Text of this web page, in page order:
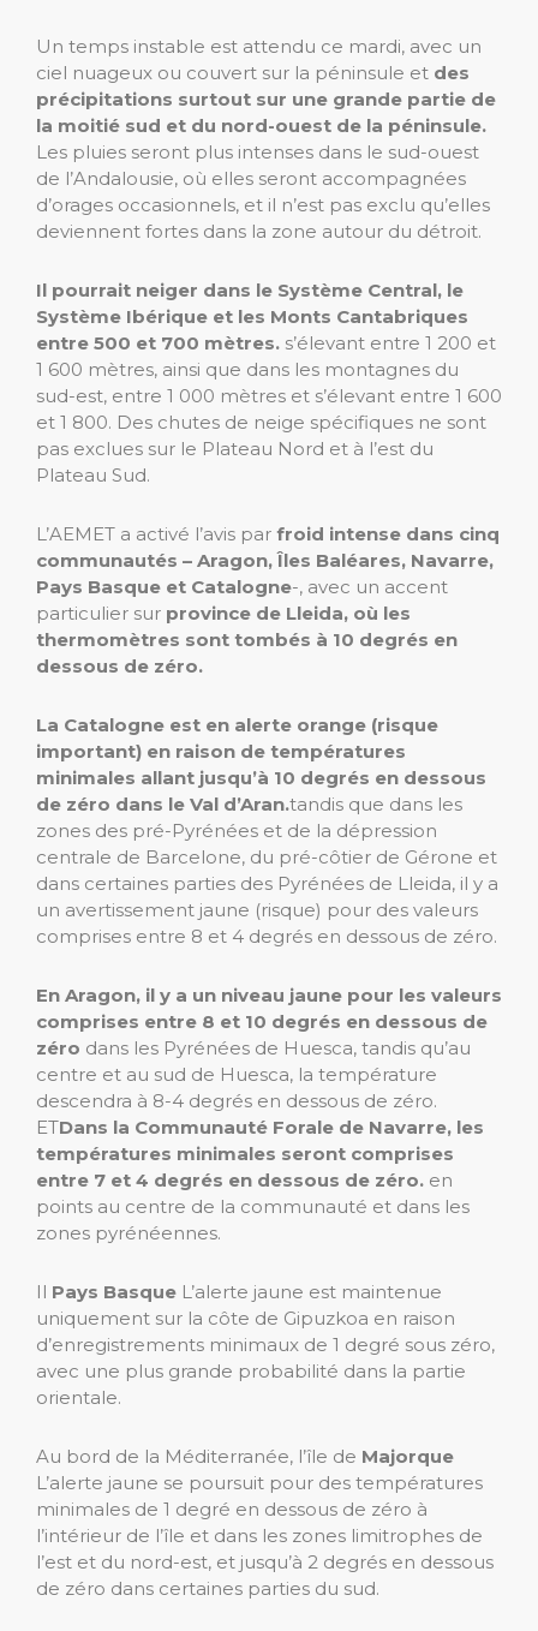
Un temps instable est attendu ce mardi, avec un
ciel nuageux ou couvert sur la péninsule et des
précipitations surtout sur une grande partie de
la moitié sud et du nord-ouest de la péninsule.
Les pluies seront plus intenses dans le sud-ouest
de l’Andalousie, où elles seront accompagnées
d’orages occasionnels, et il n’est pas exclu qu’elles
deviennent fortes dans la zone autour du détroit.
Il pourrait neiger dans le Système Central, le
Système Ibérique et les Monts Cantabriques
entre 500 et 700 mètres. s’élevant entre 1 200 et
1 600 mètres, ainsi que dans les montagnes du
sud-est, entre 1 000 mètres et s’élevant entre 1 600
et 1 800. Des chutes de neige spécifiques ne sont
pas exclues sur le Plateau Nord et à l’est du
Plateau Sud.
L’AEMET a activé l’avis par froid intense dans cinq
communautés – Aragon, Îles Baléares, Navarre,
Pays Basque et Catalogne-, avec un accent
particulier sur province de Lleida, où les
thermomètres sont tombés à 10 degrés en
dessous de zéro.
La Catalogne est en alerte orange (risque
important) en raison de températures
minimales allant jusqu’à 10 degrés en dessous
de zéro dans le Val d’Aran.tandis que dans les
zones des pré-Pyrénées et de la dépression
centrale de Barcelone, du pré-côtier de Gérone et
dans certaines parties des Pyrénées de Lleida, il y a
un avertissement jaune (risque) pour des valeurs
comprises entre 8 et 4 degrés en dessous de zéro.
En Aragon, il y a un niveau jaune pour les valeurs
comprises entre 8 et 10 degrés en dessous de
zéro dans les Pyrénées de Huesca, tandis qu’au
centre et au sud de Huesca, la température
descendra à 8-4 degrés en dessous de zéro.
ETDans la Communauté Forale de Navarre, les
températures minimales seront comprises
entre 7 et 4 degrés en dessous de zéro. en
points au centre de la communauté et dans les
zones pyrénéennes.
Il Pays Basque L’alerte jaune est maintenue
uniquement sur la côte de Gipuzkoa en raison
d’enregistrements minimaux de 1 degré sous zéro,
avec une plus grande probabilité dans la partie
orientale.
Au bord de la Méditerranée, l’île de Majorque
L’alerte jaune se poursuit pour des températures
minimales de 1 degré en dessous de zéro à
l’intérieur de l’île et dans les zones limitrophes de
l’est et du nord-est, et jusqu’à 2 degrés en dessous
de zéro dans certaines parties du sud.